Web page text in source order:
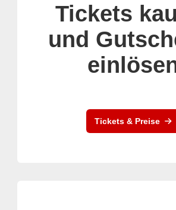
Tickets
und
Tickets & Preise